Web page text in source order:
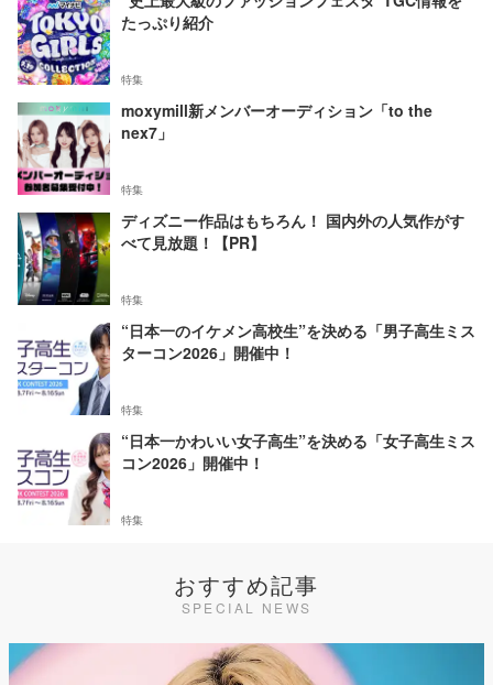
たっぷり紹介
特集
moxymill新メンバーオーディション「to the
nex7」
特集
ディズニー作品はもちろん！ 国内外の人気作がす
べて見放題！【PR】
特集
“日本一のイケメン高校生”を決める「男子高生ミス
ターコン2026」開催中！
特集
“日本一かわいい女子高生”を決める「女子高生ミス
コン2026」開催中！
特集
おすすめ記事
SPECIAL NEWS